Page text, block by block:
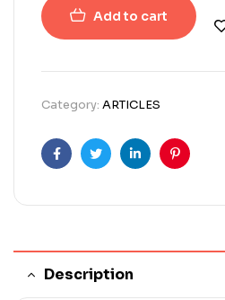
Add to cart
Category: ARTICLES
FacebookTwitterLinkedinPinterest
Description